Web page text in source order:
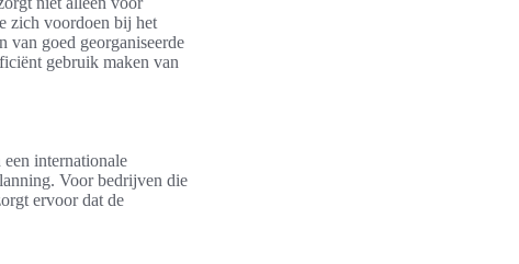
zich voordoen bij het
van goed georganiseerde
gebruik maken van
internationale
Voor bedrijven die
ervoor dat de